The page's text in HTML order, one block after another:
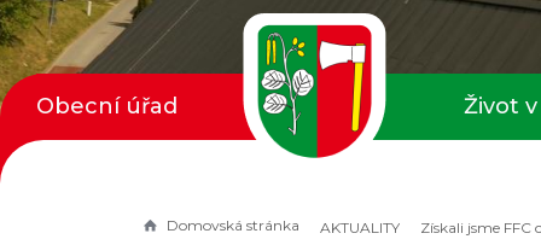
Domovská stránka AKTUALITY
Obecní úřad Život